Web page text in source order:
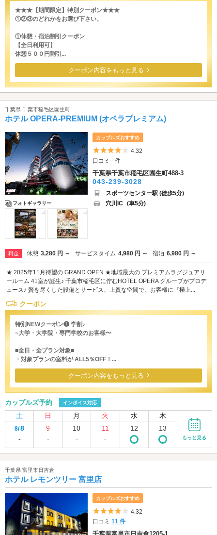
★★★【期間限定】特別クーポン★★★
①②③のどれかをお選び下さい。
①休憩・宿泊割引クーポン
【全日利用可】
休憩５００円割引...
クーポン内容をもっと見る
千葉県 千葉市稲毛区園生町
ホテル OPERA-PREMIUM (オペラプレミアム)
フォトギャラリー
カップルズおすすめ
5つ星のうち4
4.32
口コミ - 件
千葉県千葉市稲毛区園生町488-3
043-239-3028
スポーツセンター駅 (徒歩5分)
穴川IC (車5分)
料金 休憩 3,280 円 ～ サービスタイム 4,980 円 ～ 宿泊 6,980 円 ～
★ 2025年11月待望の GRAND OPEN ★地域最大の プレミアムラグジュアリ
ールーム 41室が誕生♪ 千葉市稲毛区に佇むHOTEL OPERA グループがプロデ
ュース♪ 贅を尽くした設備とサービス、上質な空間で、お客様に『極上...
クーポン
特別NEWクーポン❶ 学割♪
~大学・大学院・専門学校のお客様〜
■全日・全プラン対象■
・対象プランの室料が ALL5％OFF！...
クーポン内容をもっと見る
カップルズ予約 インボイス対応
土 日 月 火 水 木
8/8
-
9
-
10
-
11
-
12 13
もっと見る
千葉県 富里市日吉倉
ホテル レモンツリー 富里店
カップルズおすすめ
5つ星のうち4
4.32
口コミ11 件